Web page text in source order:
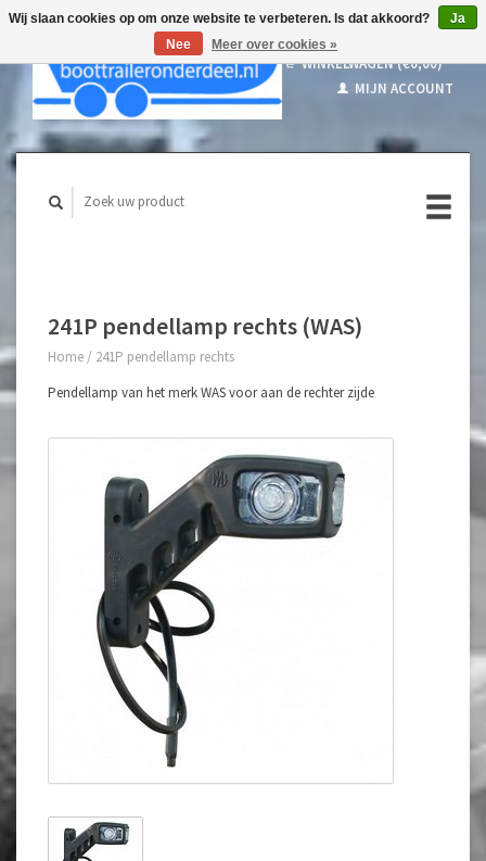
WINKELWAGEN (€0,00)
MIJN ACCOUNT
241P pendellamp rechts (WAS)
Home / 241P pendellamp rechts
Pendellamp van het merk WAS voor aan de rechter zijde
Wij slaan cookies op om onze website te verbeteren. Is dat akkoord?
Ja
Nee
Meer over cookies »